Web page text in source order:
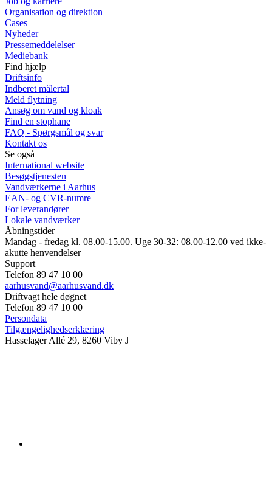
Organisation og direktion
Cases
Nyheder
Pressemeddelelser
Mediebank
Find hjælp
Driftsinfo
Indberet målertal
Meld flytning
Ansøg om vand og kloak
Find en stophane
FAQ - Spørgsmål og svar
Kontakt os
Se også
International website
Besøgstjenesten
Vandværkerne i Aarhus
EAN- og CVR-numre
For leverandører
Lokale vandværker
Åbningstider
Mandag - fredag kl. 08.00-15.00. Uge 30-32: 08.00-12.00 ved ikke-
akutte henvendelser
Support
Telefon 89 47 10 00
aarhusvand@aarhusvand.dk
Driftvagt hele døgnet
Telefon 89 47 10 00
Persondata
Tilgængelighedserklæring
Hasselager Allé 29, 8260 Viby J